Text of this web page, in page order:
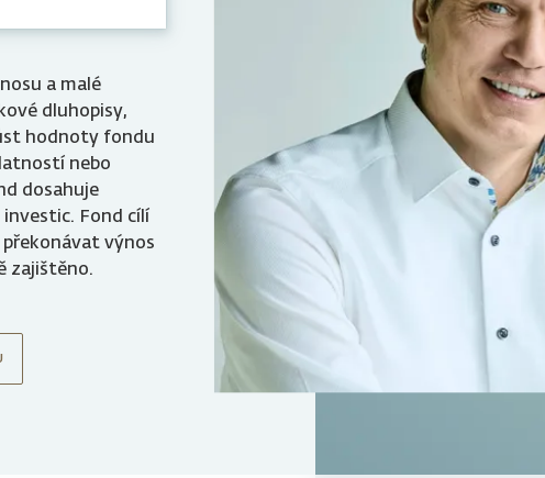
a malé
dluhopisy,
hodnoty fondu
nebo
dosahuje
Fond cílí
výnos
zajištěno.